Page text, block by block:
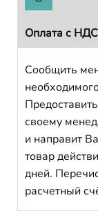
Оплата с НДС
Сообщить
своему
и направит
товар
дней.
расчетный